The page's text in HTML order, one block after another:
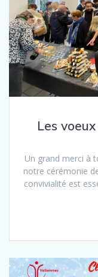
Les
Un grand merci à
notre cérémonie
convivialité est